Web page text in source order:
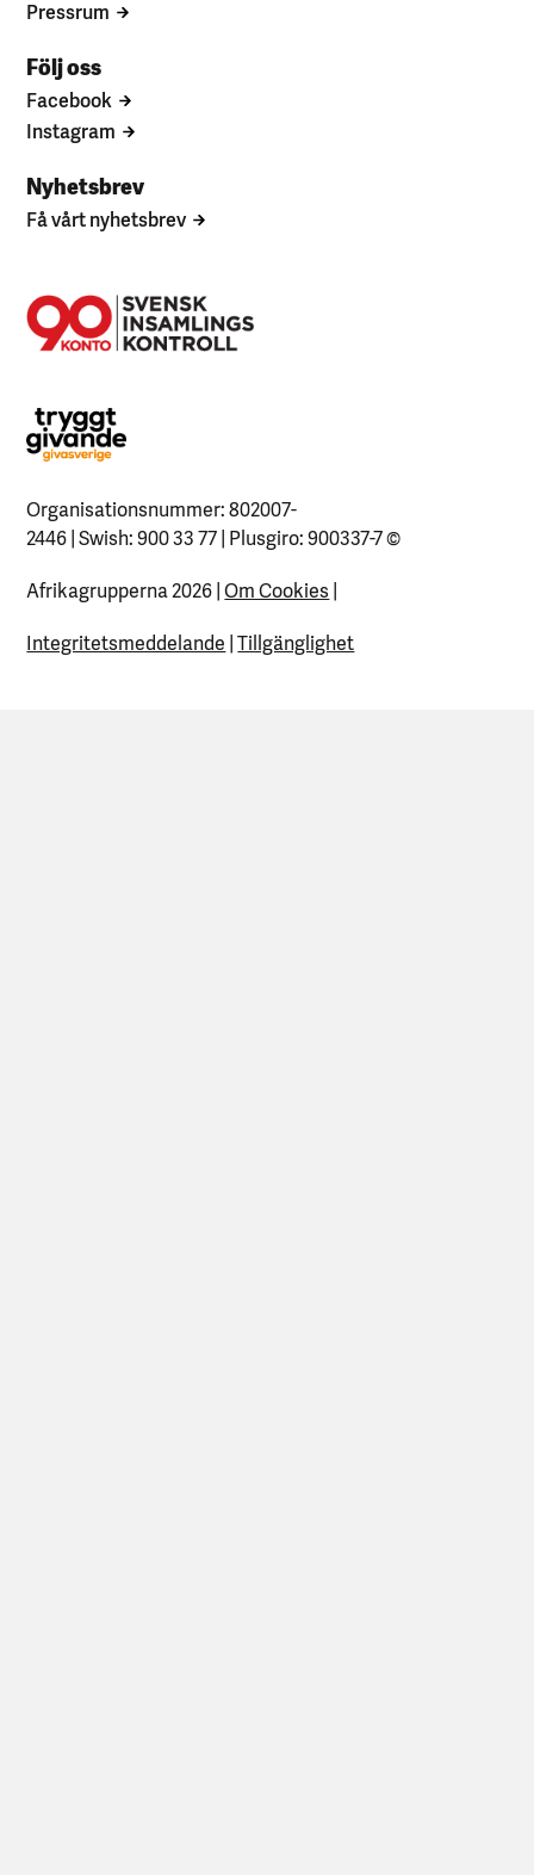
Pressrum
Följ oss
Facebook
Instagram
Nyhetsbrev
Få vårt nyhetsbrev
Organisationsnummer: 802007-
2446 | Swish: 900 33 77 | Plusgiro: 900337-7©
Afrikagrupperna 2026 |Om Cookies |
Integritetsmeddelande |Tillgänglighet